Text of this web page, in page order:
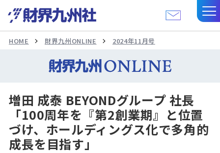
HOME 財界九州ONLINE 2024年11月号
増田 成泰 BEYONDグループ 社長
「100周年を『第2創業期』と位置
づけ、ホールディングス化で多角的
成長を目指す」